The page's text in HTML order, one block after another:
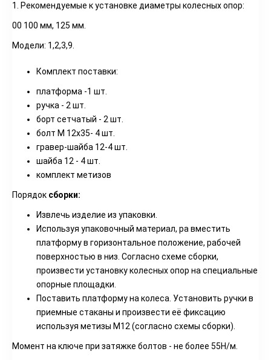
1. Рекомендуемые к установке диаметры колесных опор:
00 100 мм, 125 мм.
Модели: 1,2,3,9.
Комплект поставки:
платформа -1 шт.
ручка - 2 шт.
борт сетчатый - 2 шт.
болт М 12x35- 4 шт.
гравер-шайба 12-4шт.
шайба 12 - 4 шт.
комплект метизов
Порядок сборки:
Извлечь изделие из упаковки.
Используя упаковочный материал, ра вместить
платформу в горизонтальное положение, рабочей
поверхностью в низ. Согласно схеме сборки,
произвести установку колесных опор на специальные
опорные площадки.
Поставить платформу на колеса. Установить ручки в
приемные стаканы и произвести её фиксацию
используя метизы М12 (согласно схемы сборки).
Момент на ключе при затяжке болтов - не более 55Н/м.